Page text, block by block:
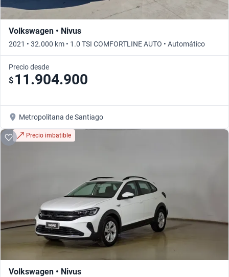
Volkswagen • Nivus
2021 • 32.000 km • 1.0 TSI COMFORTLINE AUTO • Automático
Precio desde
$ 11.904.900
Metropolitana de Santiago
Precio imbatible
Volkswagen • Nivus